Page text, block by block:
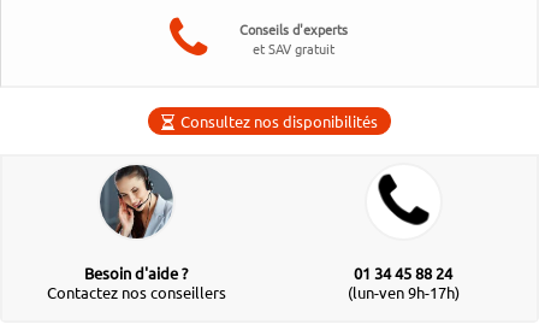
Conseils d'experts
et SAV gratuit
Consultez nos disponibilités
Besoin d'aide ?
Contactez nos conseillers
01 34 45 88 24
(lun-ven 9h-17h)